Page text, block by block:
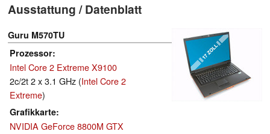
Forum
Ausstattung / Datenblatt
Guru M570TU
Prozessor
Intel Core 2 Extreme X9100
2c/2t 2 x 3.1 GHz (Intel Core 2
Extreme)
Grafikkarte
NVIDIA GeForce 8800M GTX